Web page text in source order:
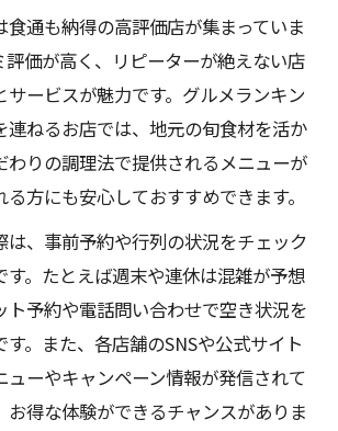
の難波グルメ夜おすすめスポット案
しむ難波夜ご飯とその雰囲気
味しい店を夜に満喫するコツ
構内グルメを楽しむコツ
駅構内の人気店グルメ徹底解剖
グルメで外せない食事スポット
ルメランキング活用法と体験談
味わう難波の美味しい店厳選ガイ
食通も納得の高評価店が集まっていま
評価が高く、リピーターが絶えない店
サービスが魅力です。グルメランキン
連ねるお店では、地元の旬食材を活か
わりの調理法で提供されるメニューが
方にも安心しておすすめできます。
は、事前予約や行列の状況をチェック
す。たとえば週末や連休は混雑が予想
ト予約や電話問い合わせで空き状況を
。また、各店舗のSNSや公式サイト
ューやキャンペーン情報が発信されて
お得な体験ができるチャンスがありま